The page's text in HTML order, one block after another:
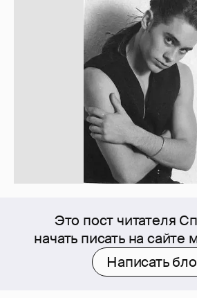
Это пост читателя
начать писать на
Написать